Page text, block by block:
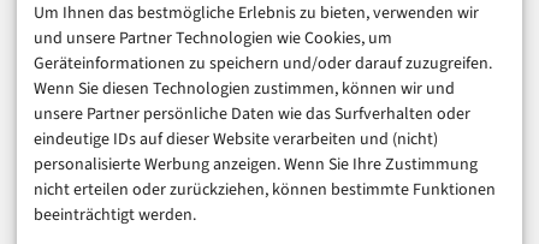
Um Ihnen das bestmögliche Erlebnis zu bieten, verwenden wir
und unsere Partner Technologien wie Cookies, um
Geräteinformationen zu speichern und/oder darauf zuzugreifen.
Wenn Sie diesen Technologien zustimmen, können wir und
unsere Partner persönliche Daten wie das Surfverhalten oder
eindeutige IDs auf dieser Website verarbeiten und (nicht)
personalisierte Werbung anzeigen. Wenn Sie Ihre Zustimmung
nicht erteilen oder zurückziehen, können bestimmte Funktionen
beeinträchtigt werden.
SPONSORED POST
Sichtbarkeit mit Substanz
Sponsored Post buchen